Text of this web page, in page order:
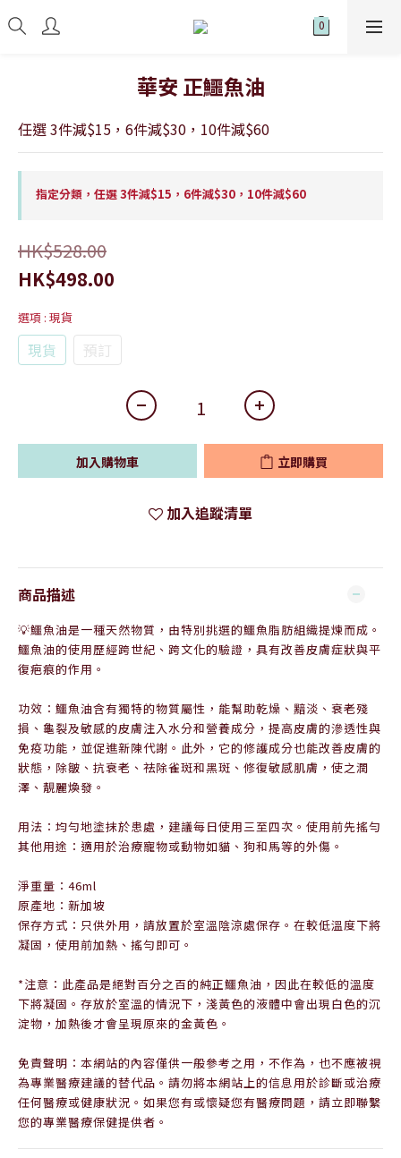
華安 正鱷魚油
任選 3件減$15，6件減$30，10件減$60
指定分類，任選 3件減$15，6件減$30，10件減$60
HK$528.00
HK$498.00
選項 : 現貨
現貨 預訂
加入購物車 立即購買
加入追蹤清單
商品描述
💡鱷魚油是一種天然物質，由特別挑選的鱷魚脂肪組織提煉而成。
鱷魚油的使用歷經跨世紀、跨文化的驗證，具有改善皮膚症狀與平
復疤痕的作用。
功效： 鱷魚油含有獨特的物質屬性，能幫助乾燥、黯淡、衰老殘
損、龜裂及敏感的皮膚注入水分和營養成分，提高皮膚的滲透性與
免疫功能，並促進新陳代謝。此外，它的修護成分也能改善皮膚的
狀態，除皺、抗衰老、祛除雀斑和黑斑、修復敏感肌膚，使之潤
澤、靚麗煥發。
用法：均勻地塗抹於患處，建議每日使用三至四次。使用前先搖勻
其他用途：適用於治療寵物或動物如貓、狗和馬等的外傷。
淨重量：46ml
原產地：新加坡
保存方式：只供外用，請放置於室溫陰涼處保存。在較低溫度下將
凝固，使用前加熱、搖勻即可。
*注意：此產品是絕對百分之百的純正鱷魚油，因此在較低的溫度
下將凝固。存放於室溫的情況下，淺黃色的液體中會出現白色的沉
淀物，加熱後才會呈現原來的金黃色。
免責聲明：本網站的內容僅供一般參考之用，不作為，也不應被視
為專業醫療建議的替代品。請勿將本網站上的信息用於診斷或治療
任何醫療或健康狀況。如果您有或懷疑您有醫療問題，請立即聯繫
您的專業醫療保健提供者。